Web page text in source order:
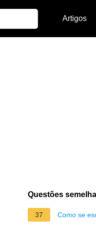
Artigos
Questões
37 Como se